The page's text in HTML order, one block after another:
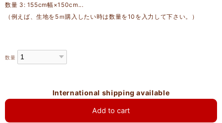
数量 3: 155cm幅×150cm...
（例えば、生地を5ｍ購入したい時は数量を10を入力して下さい。）
数量
International shipping available
Add to cart